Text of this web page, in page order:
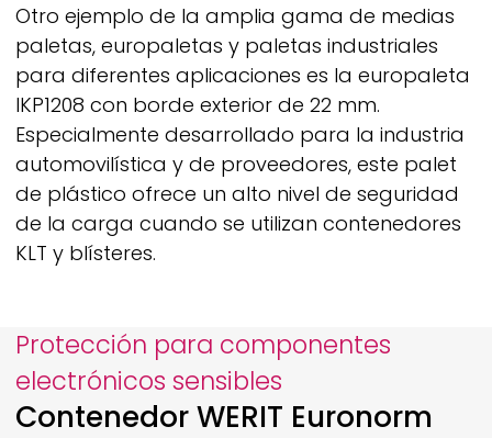
Otro ejemplo de la amplia gama de medias
paletas, europaletas y paletas industriales
para diferentes aplicaciones es la europaleta
IKP1208 con borde exterior de 22 mm.
Especialmente desarrollado para la industria
automovilística y de proveedores, este palet
de plástico ofrece un alto nivel de seguridad
de la carga cuando se utilizan contenedores
KLT y blísteres.
Protección para componentes
electrónicos sensibles
ContenedorWERIT Euronorm